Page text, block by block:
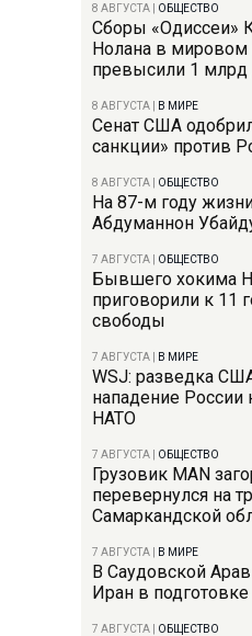
8 АВГУСТА ОБЩЕСТВО
Сборы «Одиссеи»
Нолана в мировом
превысили 1 млрд
8 АВГУСТА В МИРЕ
Сенат США
санкции» против
8 АВГУСТА ОБЩЕСТВО
На 87-м году
Абдуманнон
7 АВГУСТА ОБЩЕСТВО
Бывшего хокима
приговорили к 11
свободы
7 АВГУСТА В МИРЕ
WSJ: разведка
нападение России
НАТО
7 АВГУСТА ОБЩЕСТВО
Грузовик MAN
перевернулся на
Самаркандской
7 АВГУСТА В МИРЕ
В Саудовской
Иран в
7 АВГУСТА ОБЩЕСТВО